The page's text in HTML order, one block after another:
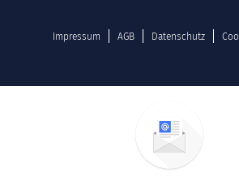
Impressum AGB Datenschutz